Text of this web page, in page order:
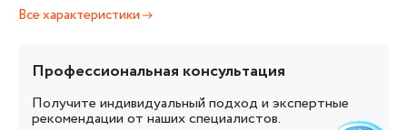
Все характеристики
Профессиональная консультация
Получите индивидуальный подход и экспертные
рекомендации от наших специалистов.